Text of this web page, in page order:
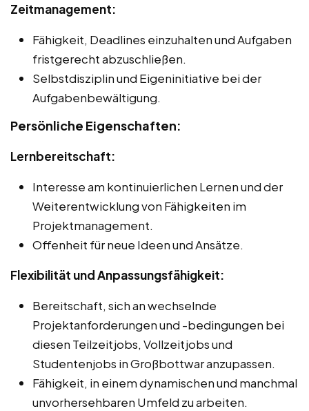
Zeitmanagement:
Fähigkeit, Deadlines einzuhalten und Aufgaben
fristgerecht abzuschließen.
Selbstdisziplin und Eigeninitiative bei der
Aufgabenbewältigung.
Persönliche Eigenschaften:
Lernbereitschaft:
Interesse am kontinuierlichen Lernen und der
Weiterentwicklung von Fähigkeiten im
Projektmanagement.
Offenheit für neue Ideen und Ansätze.
Flexibilität und Anpassungsfähigkeit:
Bereitschaft, sich an wechselnde
Projektanforderungen und -bedingungen bei
diesen Teilzeitjobs, Vollzeitjobs und
Studentenjobs in Großbottwar anzupassen.
Fähigkeit, in einem dynamischen und manchmal
unvorhersehbaren Umfeld zu arbeiten.